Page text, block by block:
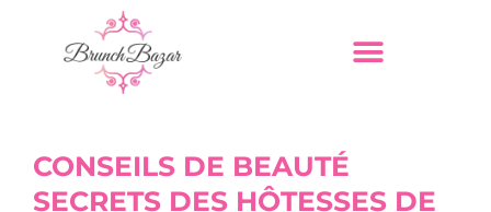
CONSEILS DE BEAUTÉ
SECRETS DES HÔTESSES DE